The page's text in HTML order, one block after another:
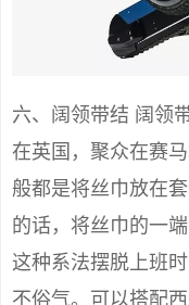
六、阔领带结 阔领
在英国，聚众在赛
般都是将丝巾放在
的话，将丝巾的一
这种系法摆脱上班
不俗气。可以搭配